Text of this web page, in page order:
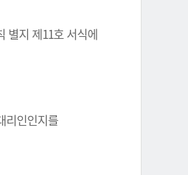
별지 제11호 서식에
리인인지를